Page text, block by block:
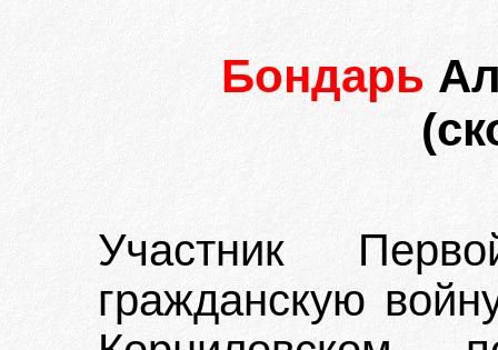
Бондарь
Участник
гражданскую